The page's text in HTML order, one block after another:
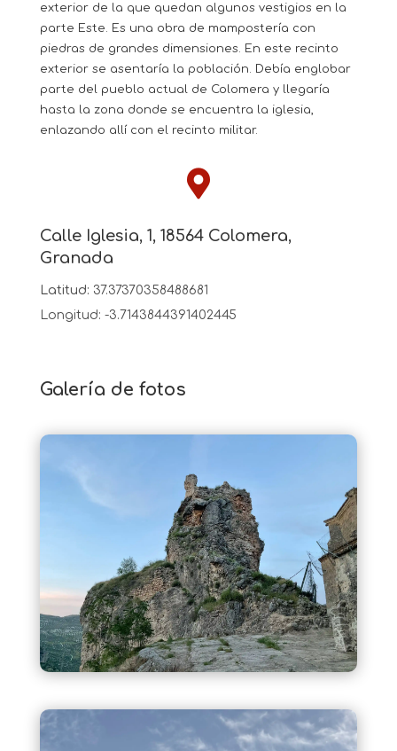
exterior de la que quedan algunos vestigios en la
parte Este. Es una obra de mampostería con
piedras de grandes dimensiones. En este recinto
exterior se asentaría la población. Debía englobar
parte del pueblo actual de Colomera y llegaría
hasta la zona donde se encuentra la iglesia,
enlazando allí con el recinto militar.

Calle Iglesia, 1, 18564 Colomera,
Granada
Latitud: 37.37370358488681
Longitud: -3.7143844391402445
Galería de fotos